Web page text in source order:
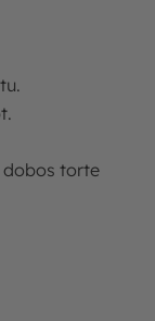
dobos torte